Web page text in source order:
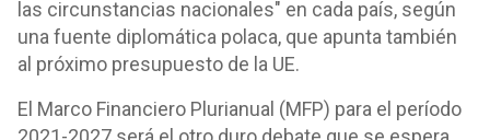
las circunstancias nacionales" en cada país, según
una fuente diplomática polaca, que apunta también
al próximo presupuesto de la UE.
El Marco Financiero Plurianual (MFP) para el período